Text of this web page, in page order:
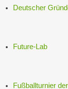
Deutscher
Future-Lab
Fußballturnier